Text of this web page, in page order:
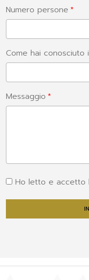
Numero persone
Come hai conosciuto
Messaggio
Ho letto e accetto